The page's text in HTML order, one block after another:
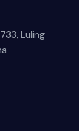
Luling